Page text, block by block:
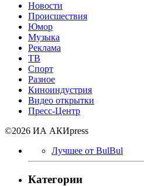
Новости
Происшествия
Юмор
Музыка
Реклама
ТВ
Спорт
Разное
Киноиндустрия
Видео открытки
Пресс-Центр
©2026 ИА АКИpress
Лучшее от BulBul
Категории